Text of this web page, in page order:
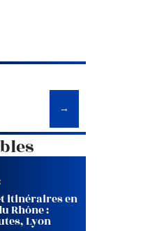
itinéraires en
Rhône :
Lyon